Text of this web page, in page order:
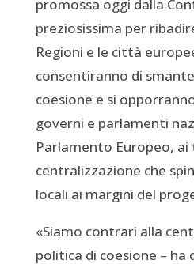
promossa oggi dalla
preziosissima per
Regioni e le città
consentiranno di
coesione e si
governi e parlamenti
Parlamento Europeo, ai
centralizzazione che
locali ai margini del
«Siamo contrari alla
politica di coesione – ha